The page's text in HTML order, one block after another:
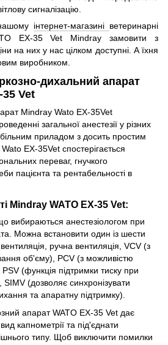
сигналізацію.
інтернет-магазині ветеринарні
EX-35 Vet Mindray замовити з
на них у нас цілком доступні. А їхня
виробником.
дихальний апарат
Vet
Mindray Wato EX-35Vet
загальної анестезії у різних
приладом з досить простим
EX-35Vet спостерігається
переваг, гнучкого
пацієнта та рентабельності в
Mindray WATO EX-35 Vet:
вибираються анестезіологом при
Можна встановити один із шести
ручна вентиляція, VCV (з
об'єму), PCV (з можливістю
(функція підтримки тиску при
(дозволяє синхронізувати
та апаратну підтримку).
апарат WATO EX-35 Vet дає
капнометрії та під'єднати
типу. Щоб виключити помилки